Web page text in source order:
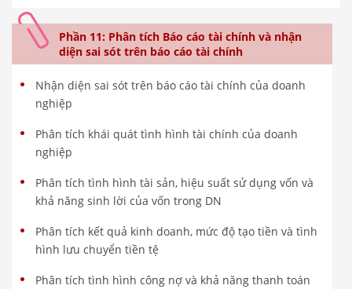
Phần 11: Phân tích Báo cáo tài chính và nhận
diện sai sót trên báo cáo tài chính
Nhận diện sai sót trên báo cáo tài chính của doanh
nghiệp
Phân tích khái quát tình hình tài chính của doanh
nghiệp
Phân tích tình hình tài sản, hiệu suất sử dụng vốn và
khả năng sinh lời của vốn trong DN
Phân tích kết quả kinh doanh, mức độ tạo tiền và tình
hình lưu chuyển tiền tệ
Phân tích tình hình công nợ và khả năng thanh toán